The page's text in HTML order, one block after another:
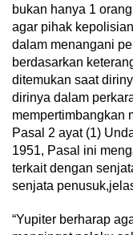
bukan hanya 1
agar pihak
dalam menangani
berdasarkan
ditemukan saat
dirinya dalam
mempertimbangkan
Pasal 2 ayat (1)
1951, Pasal ini
terkait dengan
senjata
“Yupiter berharap